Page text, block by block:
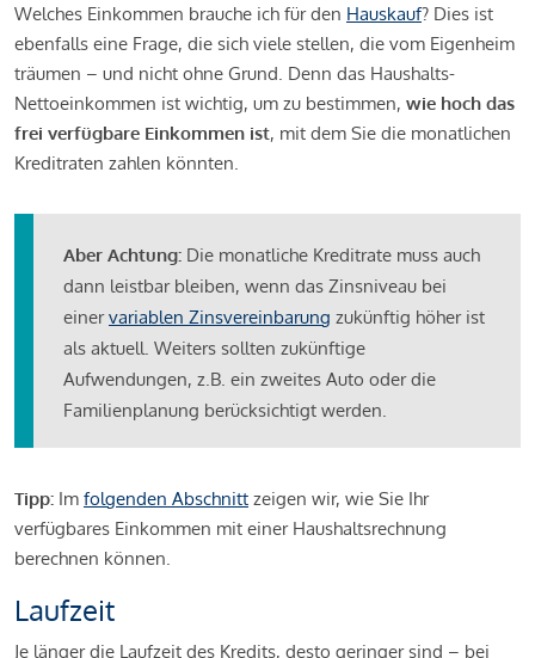
Welches Einkommen brauche ich für den Hauskauf? Dies ist
ebenfalls eine Frage, die sich viele stellen, die vom Eigenheim
träumen – und nicht ohne Grund. Denn das Haushalts-
Nettoeinkommen ist wichtig, um zu bestimmen, wie hoch das
frei verfügbare Einkommen ist, mit dem Sie die monatlichen
Kreditraten zahlen könnten.
Aber Achtung: Die monatliche Kreditrate muss auch
dann leistbar bleiben, wenn das Zinsniveau bei
einervariablen Zinsvereinbarung zukünftig höher ist
als aktuell. Weiters sollten zukünftige
Aufwendungen, z.B. ein zweites Auto oder die
Familienplanung berücksichtigt werden.
Tipp: Im folgenden Abschnitt zeigen wir, wie Sie Ihr
verfügbares Einkommen mit einer Haushaltsrechnung
berechnen können.
Laufzeit
Je länger die Laufzeit des Kredits, desto geringer sind – bei